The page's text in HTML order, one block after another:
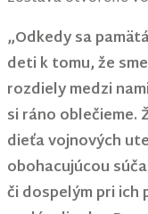
„Odkedy sa
deti k tomu, že
rozdiely medzi
si ráno oblečieme.
dieťa vojnových
obohacujúcou
či dospelým pri ich